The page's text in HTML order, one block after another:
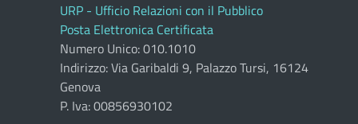
URP - Ufficio Relazioni con il Pubblico
Posta Elettronica Certificata
Numero Unico: 010.1010
Indirizzo: Via Garibaldi 9, Palazzo Tursi, 16124
Genova
P. Iva: 00856930102